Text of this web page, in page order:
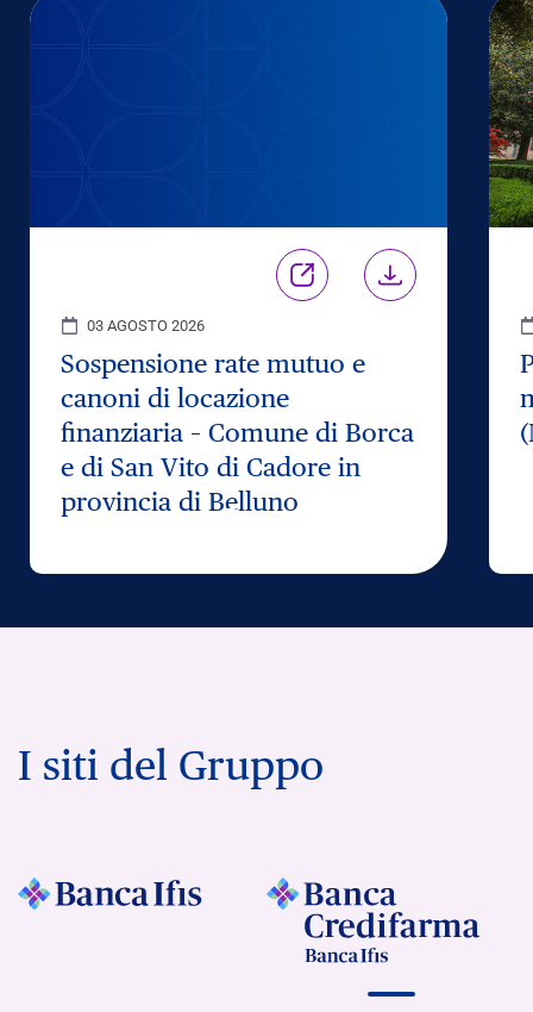
03 AGOSTO 2026
Sospensione rate mutuo e
canoni di locazione
finanziaria – Comune di Borca
e di San Vito di Cadore in
provincia di Belluno
I siti del Gruppo